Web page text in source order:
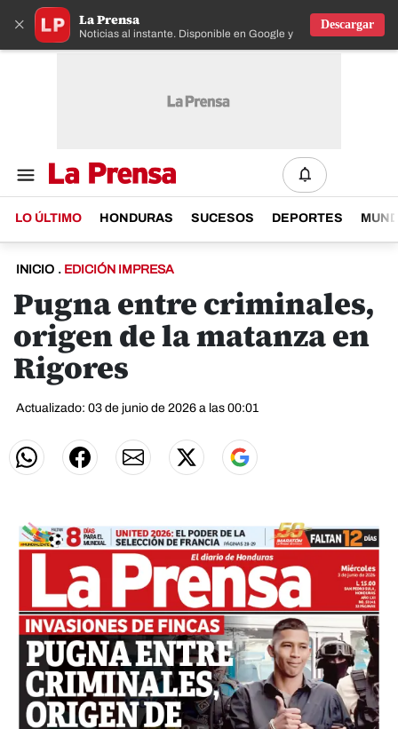
× La Prensa
Noticias al instante. Disponible en Google y IOS
Descargar
LO ÚLTIMO HONDURAS SUCESOS DEPORTES
INICIO . EDICIÓN IMPRESA
Pugna entre criminales,
origen de la matanza en
Rigores
Actualizado: 03 de junio de 2026 a las 00:01